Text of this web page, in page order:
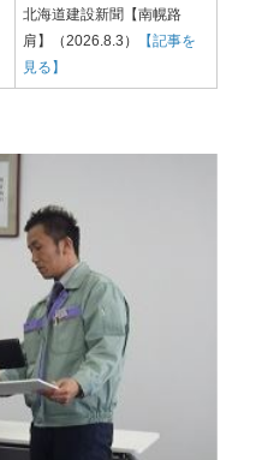
北海道建設新聞【南幌路
肩】
（2026.8.3 ） 【記事を
見る】